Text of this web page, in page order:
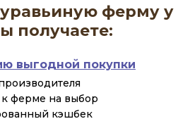
ферму у
получаете:
выгодной покупки
ферме на выбор
кэшбек